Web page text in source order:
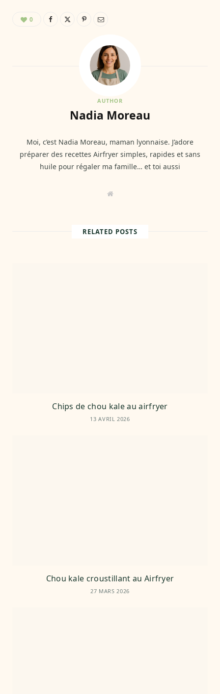
0
AUTHOR
Nadia Moreau
Moi, c’est Nadia Moreau, maman lyonnaise. J’adore
préparer des recettes Airfryer simples, rapides et sans
huile pour régaler ma famille… et toi aussi
W
RELATED POSTS
Chips de chou kale au airfryer
13 AVRIL 2026
Chou kale croustillant au Airfryer
27 MARS 2026